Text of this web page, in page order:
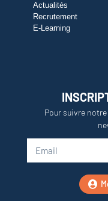
Actualités
Recrutement
E-Learning
Pour suivre